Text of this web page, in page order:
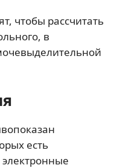
чтобы рассчитать
в
есть
электронные